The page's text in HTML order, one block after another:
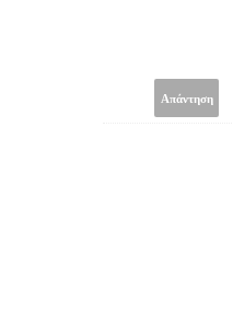
Απάντηση